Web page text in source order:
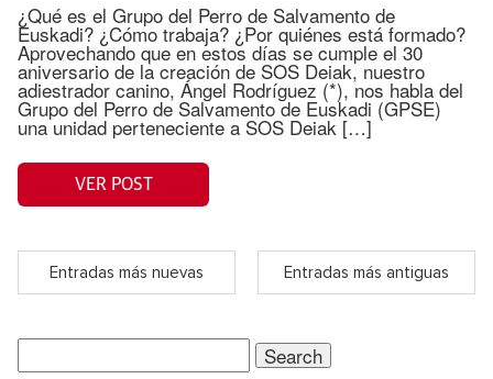
¿Qué es el Grupo del Perro de Salvamento de
Euskadi? ¿Cómo trabaja? ¿Por quiénes está formado?
Aprovechando que en estos días se cumple el 30
aniversario de la creación de SOS Deiak, nuestro
adiestrador canino, Ángel Rodríguez (*), nos habla del
Grupo del Perro de Salvamento de Euskadi (GPSE)
una unidad perteneciente a SOS Deiak […]
VER POST
Entradas más nuevas Entradas más antiguas
Search
for: